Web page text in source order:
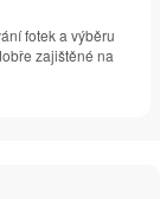
fotek a výběru
zajištěné na